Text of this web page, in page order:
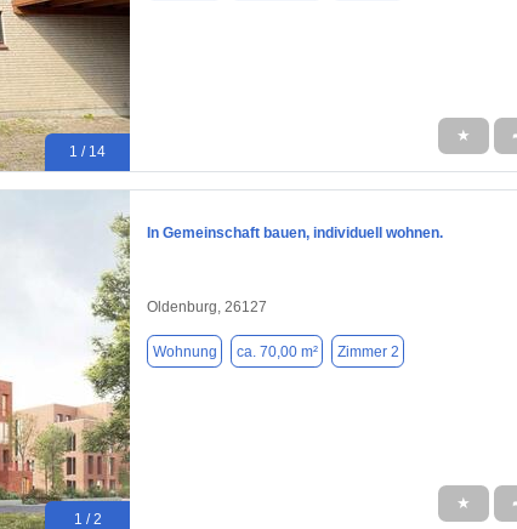
1 / 14
★
1 / 2
In Gemeinschaft bauen, individuell wohnen.
Oldenburg, 26127
Wohnung ca. 70,00 m² Zimmer 2
★